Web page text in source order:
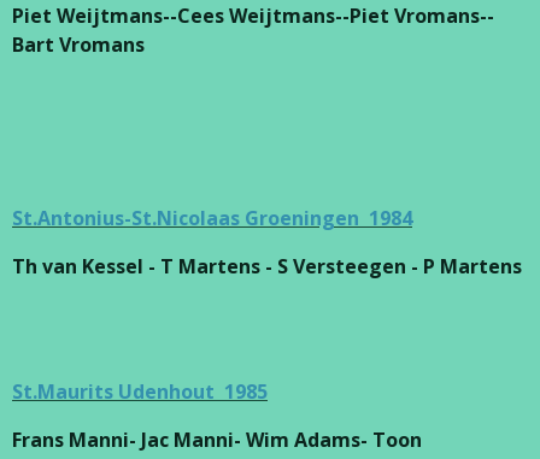
Piet Weijtmans--Cees Weijtmans--Piet Vromans--
Bart Vromans
St.Antonius-St.Nicolaas Groeningen 1984
Th van Kessel - T Martens - S Versteegen - P Martens
St.Maurits Udenhout 1985
Frans Manni- Jac Manni- Wim Adams- Toon